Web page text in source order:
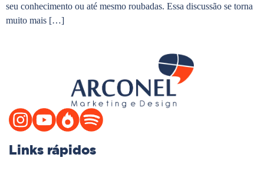
seu conhecimento ou até mesmo roubadas. Essa discussão se torna
muito mais […]
Links rápidos